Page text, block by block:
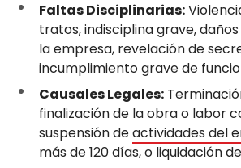
Faltas Disciplinarias:
tratos, indisciplina grave,
la empresa, revelación de
incumplimiento grave de
Causales Legales:
finalización de la obra o labor
suspensión deactividades del
más de 120 días, o liquidación